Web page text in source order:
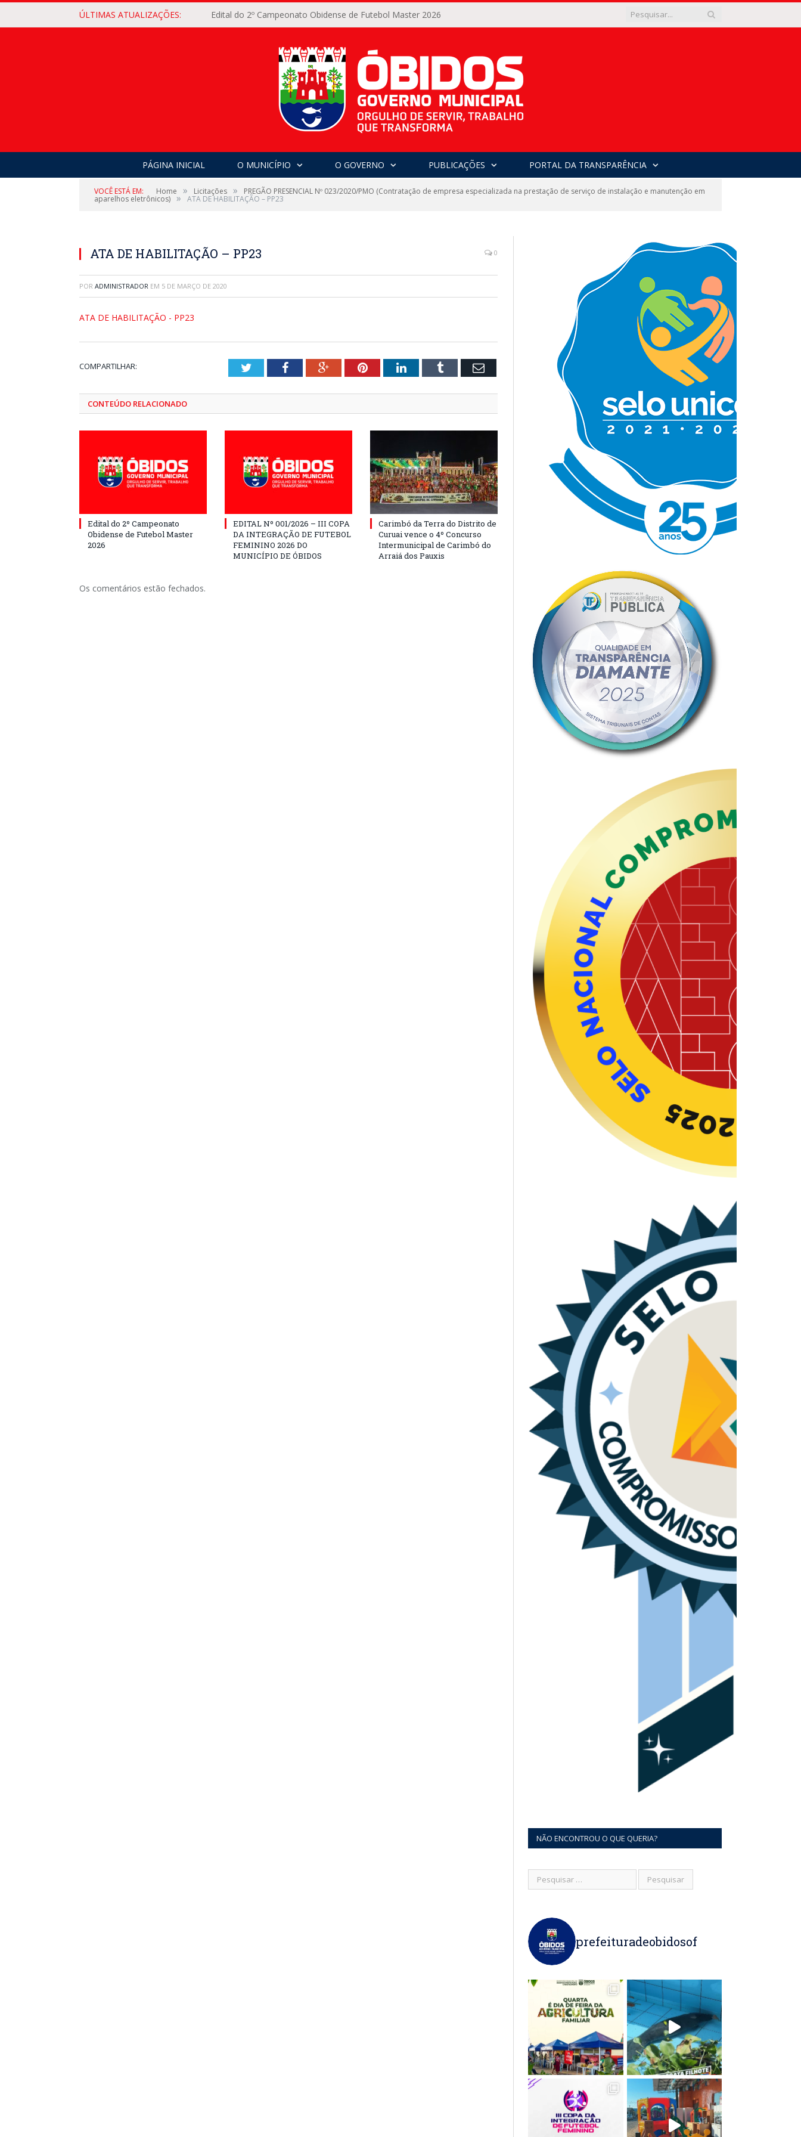
ÚLTIMAS ATUALIZAÇÕES: Edital do 2º Campeonato Obidense de Futebol Master 2026
PÁGINA INICIAL O MUNICÍPIO O GOVERNO PUBLICAÇÕES PORTAL DA TRANSPARÊNCIA
VOCÊ ESTÁ EM: Home » Licitações » PREGÃO PRESENCIAL Nº 023/2020/PMO (Contratação de empresa especializada na prestação de serviço de instalação e manutenção em
aparelhos eletrônicos) » ATA DE HABILITAÇÃO – PP23
ATA DE HABILITAÇÃO – PP23 0
POR ADMINISTRADOR EM 5 DE MARÇO DE 2020
ATA DE HABILITAÇÃO - PP23
COMPARTILHAR: TwitterFacebookGoogle+PinterestLinkedInTumblr Email
CONTEÚDO RELACIONADO
Edital do 2º Campeonato
Obidense de Futebol Master
2026
EDITAL Nº 001/2026 – III COPA
DA INTEGRAÇÃO DE FUTEBOL
FEMININO 2026 DO
MUNICÍPIO DE ÓBIDOS
Carimbó da Terra do Distrito de
Curuai vence o 4º Concurso
Intermunicipal de Carimbó do
Arraiá dos Pauxis
Os comentários estão fechados.
NÃO ENCONTROU O QUE QUERIA?
prefeituradeobidosof